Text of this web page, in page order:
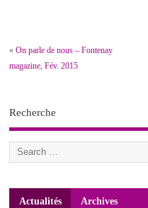
«On parle de nous – Fontenay
magazine, Fév. 2015
Recherche
Actualités Archives